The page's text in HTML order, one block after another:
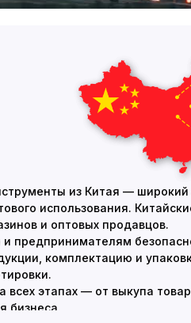
из Китая —
использования.
и оптовых продавцов.
предпринимателям
комплектацию и
всех этапах — от выкупа
бизнеса.